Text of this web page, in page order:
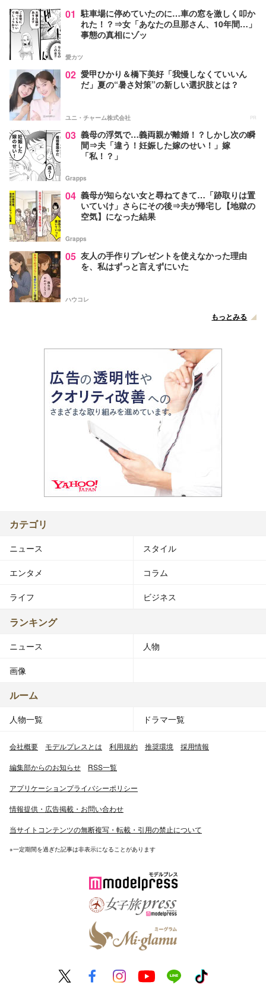
01 駐車場に停めていたのに…車の窓を激しく叩か
れた！？⇒女「あなたの旦那さん、10年間…」
事態の真相にゾッ
愛カツ
02 愛甲ひかり＆橋下美好「我慢しなくていいん
だ」夏の“暑さ対策”の新しい選択肢とは？
ユニ・チャーム株式会社 PR
03 義母の浮気で…義両親が離婚！？しかし次の瞬
間⇒夫「違う！妊娠した嫁のせい！」嫁
「私！？」
Grapps
04 義母が知らない女と尋ねてきて…「跡取りは置
いていけ」さらにその後⇒夫が帰宅し【地獄の
空気】になった結果
Grapps
05 友人の手作りプレゼントを使えなかった理由
を、私はずっと言えずにいた
ハウコレ
もっとみる
カテゴリ
ニュース スタイル
エンタメ コラム
ライフ ビジネス
ランキング
ニュース 人物
画像
ルーム
人物一覧 ドラマ一覧
会社概要 モデルプレスとは 利用規約 推奨環境 採用情報
編集部からのお知らせ RSS一覧
アプリケーションプライバシーポリシー
情報提供・広告掲載・お問い合わせ
当サイトコンテンツの無断複写・転載・引用の禁止について
※一定期間を過ぎた記事は非表示になることがあります